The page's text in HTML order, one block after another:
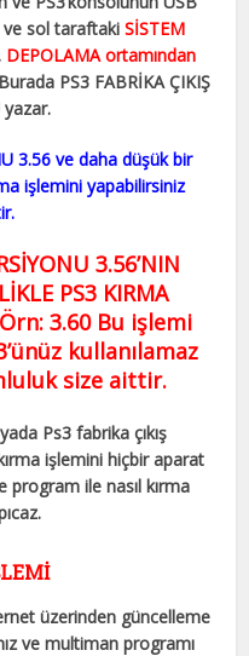
ve sol taraftaki SİSTEM
DEPOLAMA ortamından
PS3 FABRİKA ÇIKIŞ
yazar.
3.56 ve daha düşük bir
işlemini yapabilirsiniz
3.56’NIN
PS3 KIRMA
3.60 Bu işlemi
kullanılamaz
size aittir.
Ps3 fabrika çıkış
işlemini hiçbir aparat
ile nasıl kırma
üzerinden güncelleme
ve multiman programı